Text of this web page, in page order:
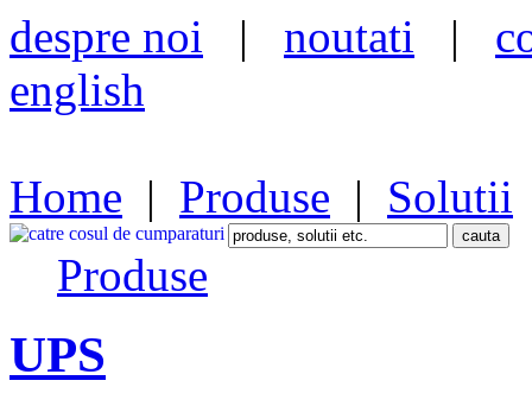
despre noi | noutati |
english
Home | Produse | Solutii
Produse
UPS